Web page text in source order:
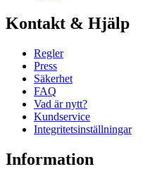
Kontakt & Hjälp
Regler
Press
Säkerhet
FAQ
Vad är nytt?
Kundservice
Integritetsinställningar
Information